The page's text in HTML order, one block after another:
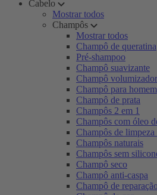
Cabelo
Mostrar todos
Champôs
Mostrar todos
Champô de queratina
Pré-shampoo
Champô suavizante
Champô volumizador
Champô para homem
Champô de prata
Champôs 2 em 1
Champôs com óleo
Champôs de
Champôs naturais
Champôs sem
Champô seco
Champô anti-caspa
Champô de